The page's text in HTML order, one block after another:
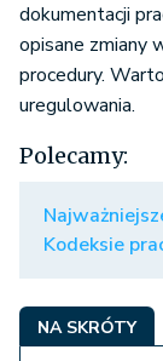
dokumentacji
opisane zmiany
procedury.
uregulowania.
Polecamy:
Kodeksie
NA SKRÓTY